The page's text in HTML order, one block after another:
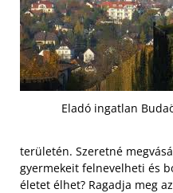
Eladó ingatlan
területén. Szeretné
gyermekeit felnevelheti és
életet élhet? Ragadja meg